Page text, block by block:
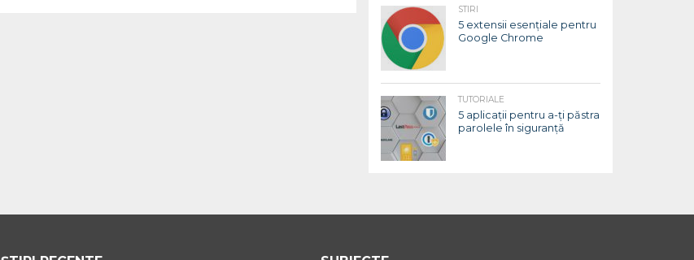
STIRI
5 extensii esențiale pentru
Google Chrome
TUTORIALE
5 aplicații pentru a-ți păstra
parolele în siguranță